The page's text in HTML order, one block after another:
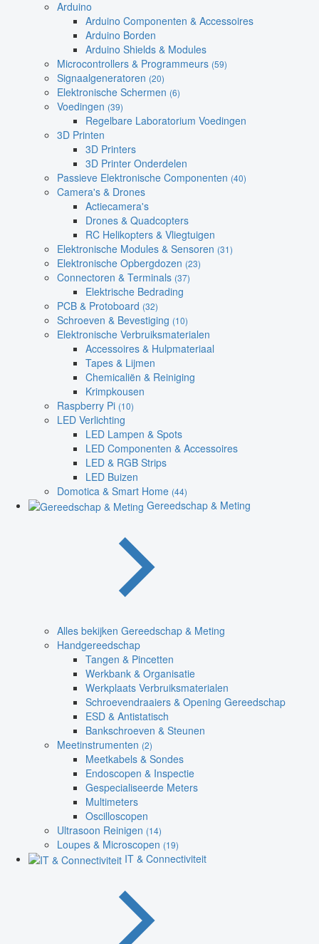
Arduino
Arduino Componenten & Accessoires
Arduino Borden
Arduino Shields & Modules
Microcontrollers & Programmeurs (59)
Signaalgeneratoren (20)
Elektronische Schermen (6)
Voedingen (39)
Regelbare Laboratorium Voedingen
3D Printen
3D Printers
3D Printer Onderdelen
Passieve Elektronische Componenten (40)
Camera's & Drones
Actiecamera's
Drones & Quadcopters
RC Helikopters & Vliegtuigen
Elektronische Modules & Sensoren (31)
Elektronische Opbergdozen (23)
Connectoren & Terminals (37)
Elektrische Bedrading
PCB & Protoboard (32)
Schroeven & Bevestiging (10)
Elektronische Verbruiksmaterialen
Accessoires & Hulpmateriaal
Tapes & Lijmen
Chemicaliën & Reiniging
Krimpkousen
Raspberry Pi (10)
LED Verlichting
LED Lampen & Spots
LED Componenten & Accessoires
LED & RGB Strips
LED Buizen
Domotica & Smart Home (44)
Gereedschap & Meting
Alles bekijken Gereedschap & Meting
Handgereedschap
Tangen & Pincetten
Werkbank & Organisatie
Werkplaats Verbruiksmaterialen
Schroevendraaiers & Opening Gereedschap
ESD & Antistatisch
Bankschroeven & Steunen
Meetinstrumenten (2)
Meetkabels & Sondes
Endoscopen & Inspectie
Gespecialiseerde Meters
Multimeters
Oscilloscopen
Ultrasoon Reinigen (14)
Loupes & Microscopen (19)
IT & Connectiviteit